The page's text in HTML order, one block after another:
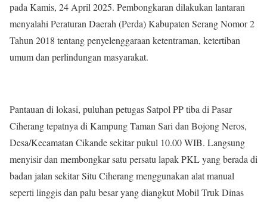
pada Kamis, 24 April 2025. Pembongkaran dilakukan lantaran
menyalahi Peraturan Daerah (Perda) Kabupaten Serang Nomor 2
Tahun 2018 tentang penyelenggaraan ketentraman, ketertiban
umum dan perlindungan masyarakat.
Pantauan di lokasi, puluhan petugas Satpol PP tiba di Pasar
Ciherang tepatnya di Kampung Taman Sari dan Bojong Neros,
Desa/Kecamatan Cikande sekitar pukul 10.00 WIB. Langsung
menyisir dan membongkar satu persatu lapak PKL yang berada di
badan jalan sekitar Situ Ciherang menggunakan alat manual
seperti linggis dan palu besar yang diangkut Mobil Truk Dinas